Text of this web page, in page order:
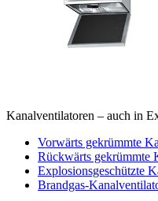
Kanalventilatoren – auch in
Vorwärts gekrümmte
Rückwärts gekrümmte
Explosionsgeschützte
Brandgas-